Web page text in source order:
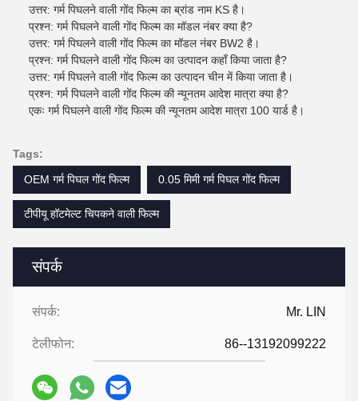
संपर्क
संपर्क: Mr. LIN
टेलीफोन: 86--13192099222
उत्तर: गर्म पिघलने वाली गोंद फिल्म का ब्रांड नाम KS है।
प्रश्न: गर्म पिघलने वाली गोंद फिल्म का मॉडल नंबर क्या है?
उत्तर: गर्म पिघलने वाली गोंद फिल्म का मॉडल नंबर BW2 है।
प्रश्न: गर्म पिघलने वाली गोंद फिल्म का उत्पादन कहाँ किया जाता है?
उत्तर: गर्म पिघलने वाली गोंद फिल्म का उत्पादन चीन में किया जाता है।
प्रश्न: गर्म पिघलने वाली गोंद फिल्म की न्यूनतम आदेश मात्रा क्या है?
एकः गर्म पिघलने वाली गोंद फिल्म की न्यूनतम आदेश मात्रा 100 यार्ड है।
Tags:
OEM गर्म पिघल गोंद फिल्म
0.05 मिमी गर्म पिघल गोंद फिल्म
टीपीयू हॉटमेल्ट चिपकने वाली फिल्म